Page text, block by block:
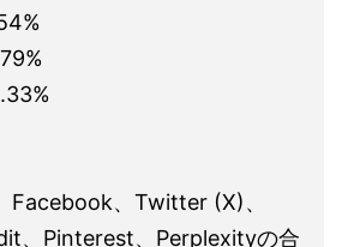
Facebook、Twitter (X)、
、Pinterest、Perplexityの合